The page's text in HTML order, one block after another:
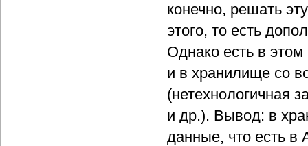
конечно, решать
этого, то есть
Однако есть в этом
и в хранилище со
(нетехнологичная
и др.). Вывод: в
данные, что есть